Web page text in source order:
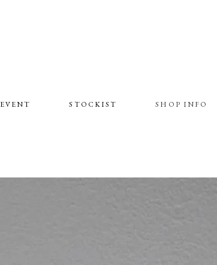
EVENT STOCKIST SHOP INFO